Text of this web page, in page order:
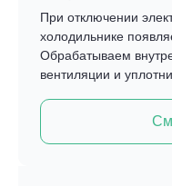
При отключении
холодильнике
Обрабатываем
вентиляции и